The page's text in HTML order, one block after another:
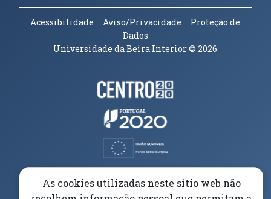
Acessibilidade Aviso/Privacidade
Proteção de
Dados
Universidade da Beira Interior© 2026
Parceiros e Financiadores
As cookies utilizadas neste sítio web não